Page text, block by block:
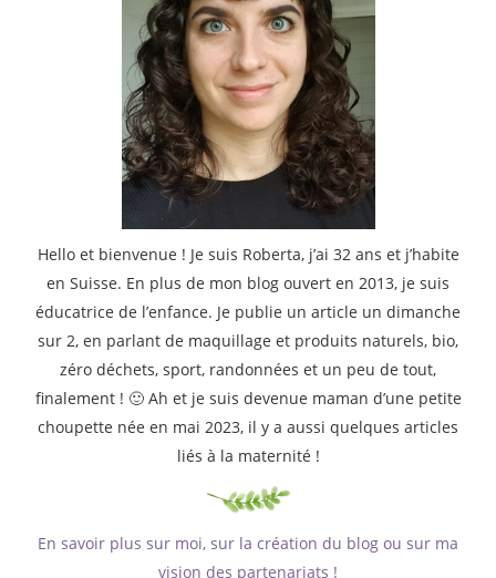
Hello et bienvenue ! Je suis Roberta, j’ai 32 ans et j’habite
en Suisse. En plus de mon blog ouvert en 2013, je suis
éducatrice de l’enfance. Je publie un article un dimanche
sur 2, en parlant de maquillage et produits naturels, bio,
zéro déchets, sport, randonnées et un peu de tout,
finalement ! 🙂 Ah et je suis devenue maman d’une petite
choupette née en mai 2023, il y a aussi quelques articles
liés à la maternité !
En savoir plus sur moi, sur la création du blog ou sur ma
vision des partenariats !